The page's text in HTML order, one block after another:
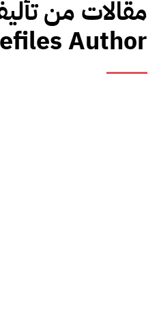
مقالات من
Author